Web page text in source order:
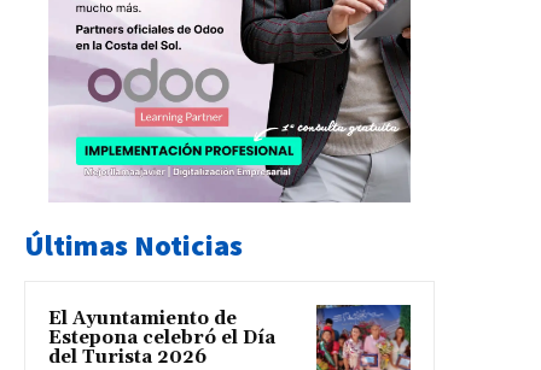
Últimas Noticias
El Ayuntamiento de
Estepona celebró el Día
del Turista 2026